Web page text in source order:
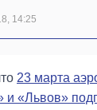
14:25
23 марта
и «Львов»